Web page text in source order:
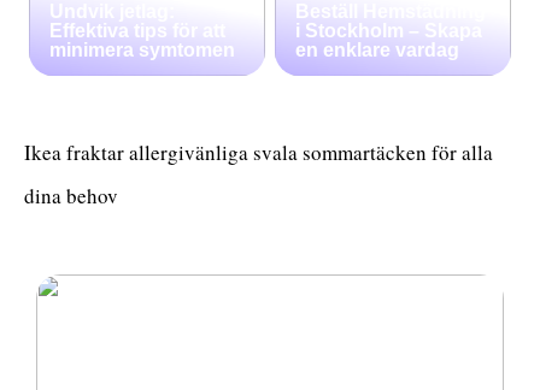
Undvik jetlag:
Effektiva tips för att
minimera symtomen
Beställ Hemstädning
i Stockholm – Skapa
en enklare vardag
Ikea fraktar allergivänliga svala sommartäcken för alla
dina behov